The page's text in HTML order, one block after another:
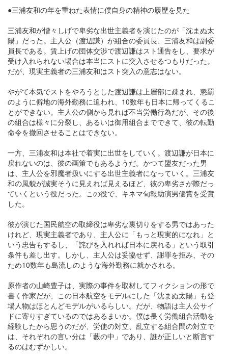
●三浦友和の年を重ねた表情に僕自身の精神の履歴を見た
三浦友和が憎々しげで卑劣な出世主義者を演じたのが「沈まぬ太
陽」だった。主人公（渡辺謙）が組合の委員長、三浦友和は副委
員長である。賃上げの団体交渉で渡辺謙はスト通告をし、要求が
受け入れられない場合は本当にストに突入させるつもりだった。
だが、現実主義者の三浦友和はスト突入の意志はない。
やがて本気でストをやろうとした渡辺謙は上層部に疎まれ、懲罰
のように僻地の海外勤務に追われ、10数年も日本に帰ってくるこ
とができない。主人公の側から見れば不当労働行為だが、その後
の組合は様々に分裂し、あるいは御用組合までできて、彼の転勤
命令を撤回させることはできない。
一方、三浦友和は本社で着実に出世をしていく。渡辺謙が日本に
戻れないのは、彼の画策でもあるようだ。かつて盟友だった男
は、主人公を邪魔者扱いにする出世主義者になっていく。三浦友
和の風貌が誠実そうに見えれば見えるほど、彼の卑劣さが際だっ
ていくという役だった。この役で、キネマ旬報助演男優賞を受賞
した。
彼が演じた国民航空の取締役は卑劣な裏切りをする男ではあった
けれど、現実主義者であり、主人公に「もっと現実的になれ」と
いう忠告もするし、「詫びを入れれば日本に戻れる」という取引
条件も差し出す。しかし、主人公は妥協せず、謝罪を拒み、その
ため10数年も島流しのような海外勤務に就かされる。
原作者の山崎豊子は、実際の事件を取材してフィクションの形で
書く作家だが、この日本航空をモデルにした「沈まぬ太陽」も登
場人物はほとんどモデルがいるらしい。だが、物語は主人公サイ
ドに寄りすぎているのではあるまいか。僕は長く労働組合活動を
経験したから思うのだが、労使の対立、乱立する組合間の対立で
は、それぞれの言い分は「藪の中」であり、誰が正しいと断言す
るのはむずかしい。